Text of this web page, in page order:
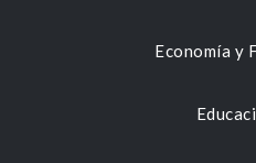
Economía y